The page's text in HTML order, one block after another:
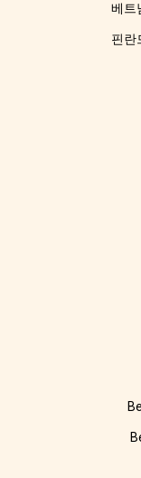
베트
핀란